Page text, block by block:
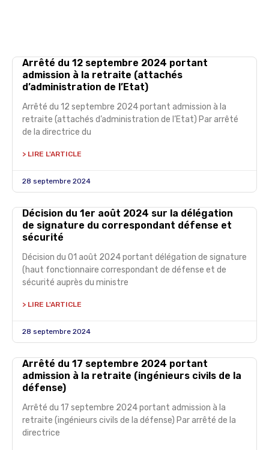
Arrêté du 12 septembre 2024 portant
admission à la retraite (attachés
d’administration de l’Etat)
Arrêté du 12 septembre 2024 portant admission à la
retraite (attachés d’administration de l’Etat) Par arrêté
de la directrice du
> LIRE L'ARTICLE
28 septembre 2024
Décision du 1er août 2024 sur la délégation
de signature du correspondant défense et
sécurité
Décision du 01 août 2024 portant délégation de signature
(haut fonctionnaire correspondant de défense et de
sécurité auprès du ministre
> LIRE L'ARTICLE
28 septembre 2024
Arrêté du 17 septembre 2024 portant
admission à la retraite (ingénieurs civils de la
défense)
Arrêté du 17 septembre 2024 portant admission à la
retraite (ingénieurs civils de la défense) Par arrêté de la
directrice